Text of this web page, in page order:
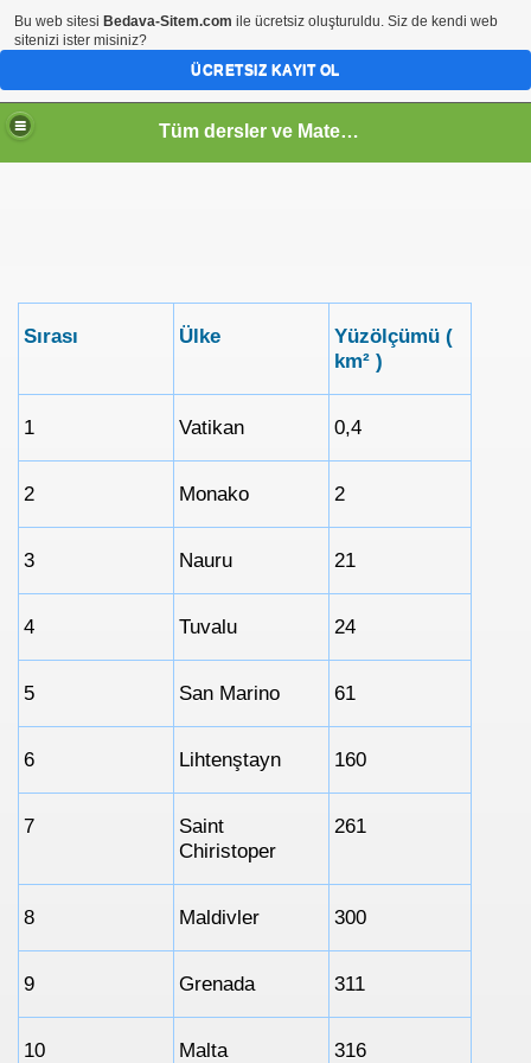
Tüm dersler ve Matematik
Sırası Ülke
Yüzölçümü (
km² )
1 Vatikan 0,4
2 Monako 2
3 Nauru 21
4 Tuvalu 24
5 San Marino 61
6 Lihtenştayn 160
7
Saint
Chiristoper
261
8 Maldivler 300
9 Grenada 311
10 Malta 316
Bu web sitesi Bedava-Sitem.com ile ücretsiz oluşturuldu. Siz de kendi web
sitenizi ister misiniz?
ÜCRETSIZ KAYIT OL